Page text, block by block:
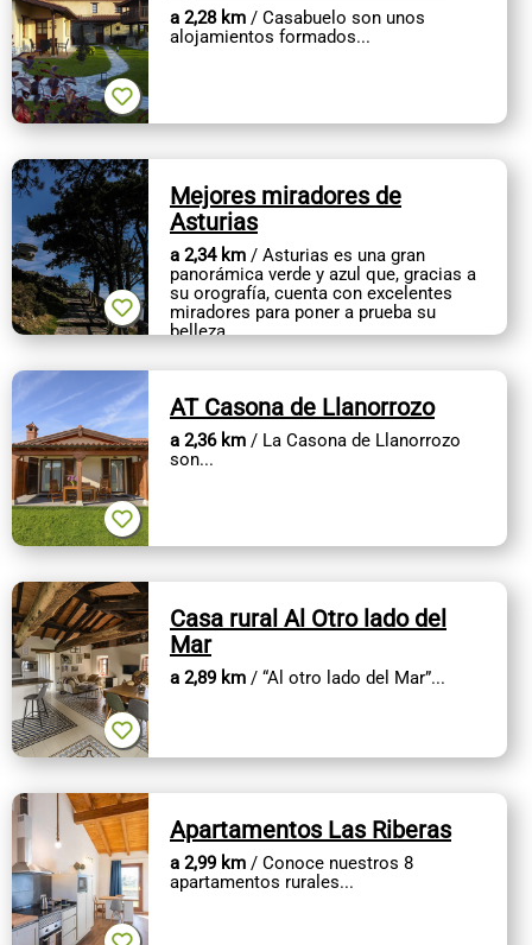
a 2,28 km / Casabuelo son unos
alojamientos formados...
Mejores miradores de
Asturias
a 2,34 km / Asturias es una gran
panorámica verde y azul que, gracias a
su orografía, cuenta con excelentes
miradores para poner a prueba su
belleza.
Horizontes soñados. Espectaculares
AT Casona de Llanorrozo
a 2,36 km / La Casona de Llanorrozo
son...
Casa rural Al Otro lado del
Mar
a 2,89 km / “Al otro lado del Mar”...
Apartamentos Las Riberas
a 2,99 km / Conoce nuestros 8
apartamentos rurales...